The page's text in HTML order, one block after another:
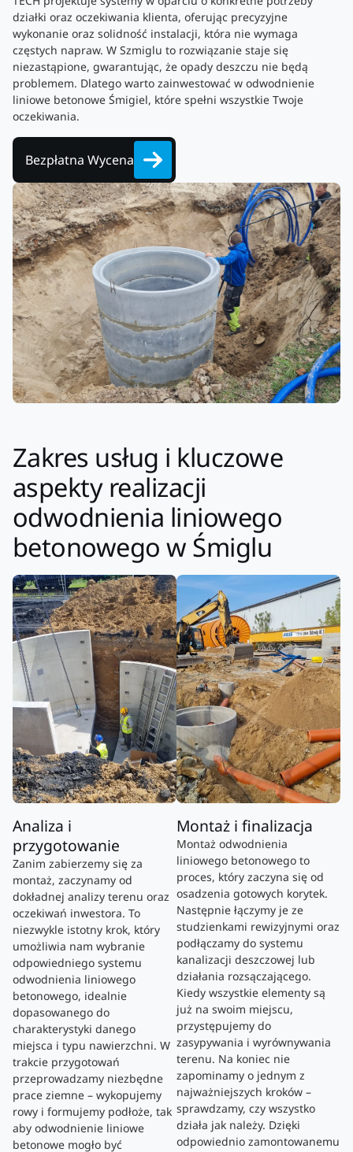
działki oraz oczekiwania klienta, oferując precyzyjne
wykonanie oraz solidność instalacji, która nie wymaga
częstych napraw. W Szmiglu to rozwiązanie staje się
niezastąpione, gwarantując, że opady deszczu nie będą
problemem. Dlatego warto zainwestować w odwodnienie
liniowe betonowe Śmigiel, które spełni wszystkie Twoje
oczekiwania.
Bezpłatna Wycena
Zakres usług i kluczowe
aspekty realizacji
odwodnienia liniowego
betonowego w Śmiglu
Analiza i
przygotowanie
Zanim zabierzemy się za
montaż, zaczynamy od
dokładnej analizy terenu oraz
oczekiwań inwestora. To
niezwykle istotny krok, który
umożliwia nam wybranie
odpowiedniego systemu
odwodnienia liniowego
betonowego, idealnie
dopasowanego do
charakterystyki danego
miejsca i typu nawierzchni. W
trakcie przygotowań
przeprowadzamy niezbędne
prace ziemne – wykopujemy
rowy i formujemy podłoże, tak
aby odwodnienie liniowe
betonowe mogło być
Montaż i finalizacja
Montaż odwodnienia
liniowego betonowego to
proces, który zaczyna się od
osadzenia gotowych korytek.
Następnie łączymy je ze
studzienkami rewizyjnymi oraz
podłączamy do systemu
kanalizacji deszczowej lub
działania rozsączającego.
Kiedy wszystkie elementy są
już na swoim miejscu,
przystępujemy do
zasypywania i wyrównywania
terenu. Na koniec nie
zapominamy o jednym z
najważniejszych kroków –
sprawdzamy, czy wszystko
działa jak należy. Dzięki
odpowiednio zamontowanemu